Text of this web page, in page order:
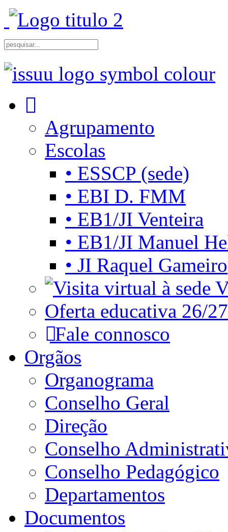
Agrupamento
Escolas
• ESSCP (sede)
• EBI D. FMM
• EB1/JI Venteira
• EB1/JI Manuel
• JI Raquel Gameiro
Oferta educativa 26/27
Fale connosco
Orgãos
Organograma
Conselho Geral
Direção
Conselho
Conselho Pedagógico
Departamentos
Documentos